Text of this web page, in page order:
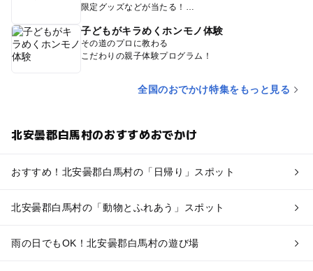
限定グッズなどが当たる！
子どもがキラめくホンモノ体験
その道のプロに教わる
こだわりの親子体験プログラム！
全国のおでかけ特集をもっと見る
北安曇郡白馬村のおすすめおでかけ
おすすめ！北安曇郡白馬村の「日帰り」スポット
北安曇郡白馬村の「動物とふれあう」スポット
雨の日でもOK！北安曇郡白馬村の遊び場